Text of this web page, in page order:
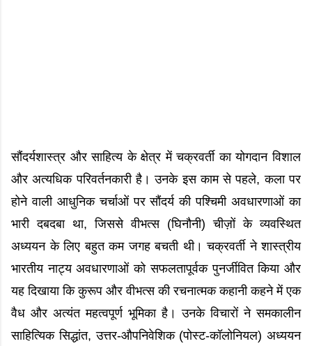
सौंदर्यशास्त्र और साहित्य के क्षेत्र में चक्रवर्ती का योगदान विशाल
और अत्यधिक परिवर्तनकारी है। उनके इस काम से पहले, कला पर
होने वाली आधुनिक चर्चाओं पर सौंदर्य की पश्चिमी अवधारणाओं का
भारी दबदबा था, जिससे वीभत्स (घिनौनी) चीज़ों के व्यवस्थित
अध्ययन के लिए बहुत कम जगह बचती थी। चक्रवर्ती ने शास्त्रीय
भारतीय नाट्य अवधारणाओं को सफलतापूर्वक पुनर्जीवित किया और
यह दिखाया कि कुरूप और वीभत्स की रचनात्मक कहानी कहने में एक
वैध और अत्यंत महत्वपूर्ण भूमिका है। उनके विचारों ने समकालीन
साहित्यिक सिद्धांत, उत्तर-औपनिवेशिक (पोस्ट-कॉलोनियल) अध्ययन